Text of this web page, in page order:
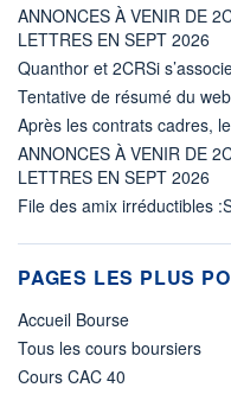
ANNONCES À VENIR DE
LETTRES EN SEPT 2026
Quanthor et 2CRSi
Tentative de résumé du
Après les contrats cadres,
ANNONCES À VENIR DE
LETTRES EN SEPT 2026
File des amix irréductibles
PAGES LES PLUS
Accueil Bourse
Tous les cours boursiers
Cours CAC 40